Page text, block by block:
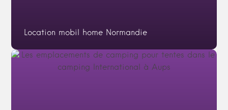
Location mobil home Normandie